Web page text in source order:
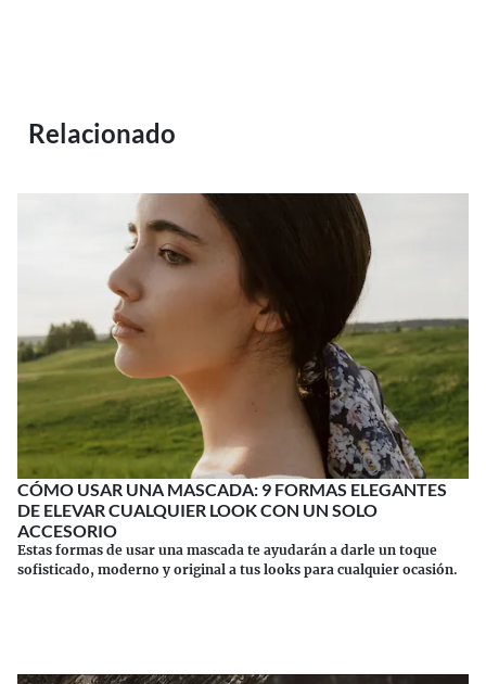
Relacionado
CÓMO USAR UNA MASCADA: 9 FORMAS ELEGANTES
DE ELEVAR CUALQUIER LOOK CON UN SOLO
ACCESORIO
Estas formas de usar una mascada te ayudarán a darle un toque
sofisticado, moderno y original a tus looks para cualquier ocasión.